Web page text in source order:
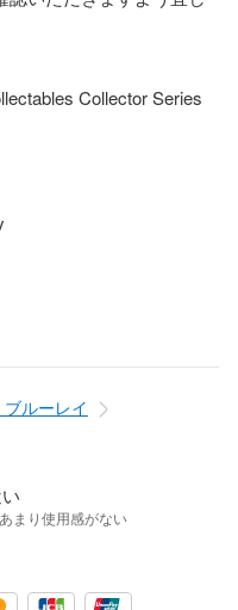
Collector Series
ルーレイ
まり使用感がない